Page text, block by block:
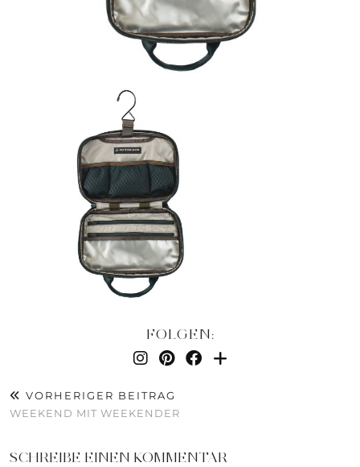
FOLGEN:
VORHERIGER BEITRAG
WEEKEND MIT WEEKENDER
SCHREIBE EINEN KOMMENTAR